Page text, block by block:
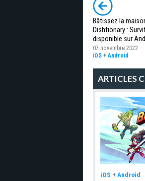
Bâtissez la
Dishtionary :
disponible sur
07 novembre 2022
iOS +Android
ARTICLES
iOS + Android